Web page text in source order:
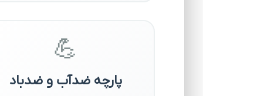
💪
پارچه ضدآب و ضدباد